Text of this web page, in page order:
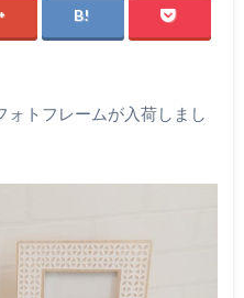
トフレームが入荷しまし